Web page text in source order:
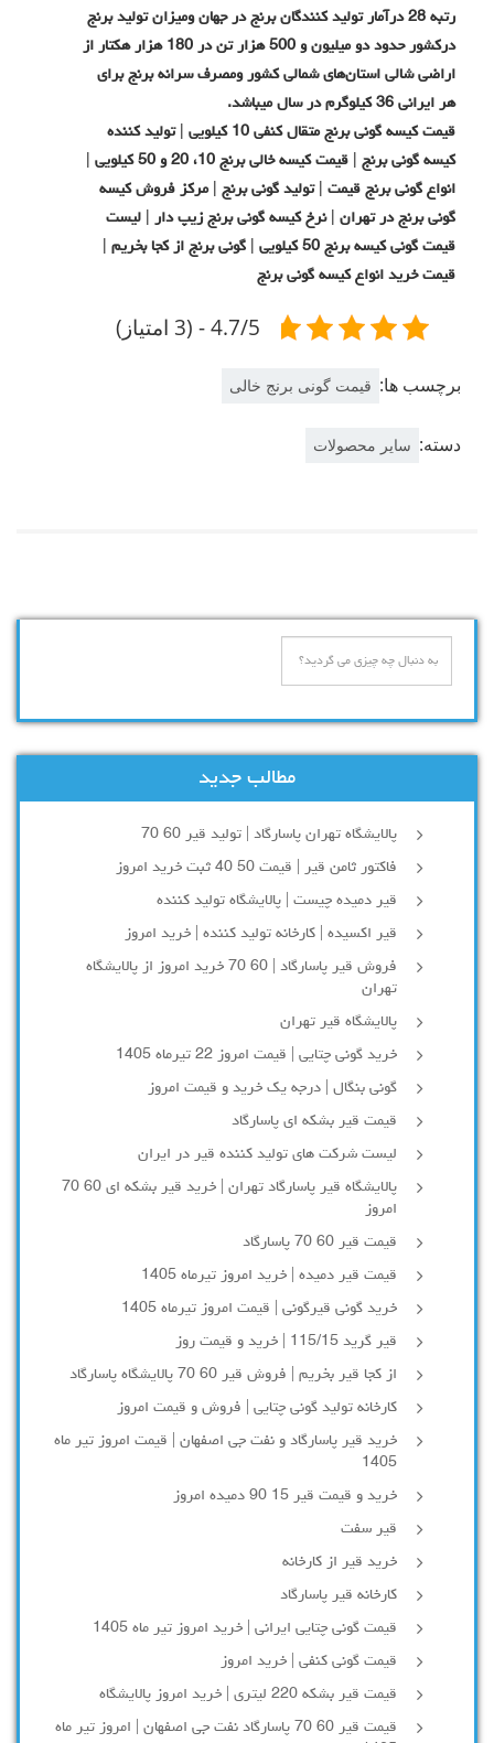
رتبه 28 درآمار تولید کنندگان برنج در جهان ومیزان تولید برنج
درکشور حدود دو میلیون و 500 هزار تن در 180 هزار هکتار از
اراضی شالی استان‌های شمالی کشور ومصرف سرانه برنج برای
هر ایرانی 36 کیلوگرم در سال میباشد.
قیمت کیسه گونی برنج متقال کنفی 10 کیلویی | تولید کننده
کیسه گونی برنج | قیمت کیسه خالی برنج 10، 20 و 50 کیلویی |
انواع گونی برنج قیمت | تولید گونی برنج | مرکز فروش کیسه
گونی برنج در تهران | نرخ کیسه گونی برنج زیپ دار | لیست
قیمت گونی کیسه برنج 50 کیلویی | گونی برنج از کجا بخریم |
قیمت خرید انواع کیسه گونی برنج
4.7/5 - (3 امتیاز)
برچسب ها: قیمت گونی برنج خالی
دسته: سایر محصولات
مطالب جدید
پالایشگاه تهران پاسارگاد | تولید قیر 60 70
فاکتور ثامن قیر | قیمت 50 40 ثبت خرید امروز
قیر دمیده چیست | پالایشگاه تولید کننده
قیر اکسیده | کارخانه تولید کننده | خرید امروز
فروش قیر پاسارگاد | 60 70 خرید امروز از پالایشگاه
تهران
پالایشگاه قیر تهران
خرید گونی چتایی | قیمت امروز 22 تیرماه 1405
گونی بنگال | درجه یک خرید و قیمت امروز
قیمت قیر بشکه ای پاسارگاد
لیست شرکت های تولید کننده قیر در ایران
پالایشگاه قیر پاسارگاد تهران | خرید قیر بشکه ای 60 70
امروز
قیمت قیر 60 70 پاسارگاد
قیمت قیر دمیده | خرید امروز تیرماه 1405
خرید گونی قیرگونی | قیمت امروز تیرماه 1405
قیر گرید 115/15 | خرید و قیمت روز
از کجا قیر بخریم | فروش قیر 60 70 پالایشگاه پاسارگاد
کارخانه تولید گونی چتایی | فروش و قیمت امروز
خرید قیر پاسارگاد و نفت جی اصفهان | قیمت امروز تیر ماه
1405
خرید و قیمت قیر 15 90 دمیده امروز
قیر سفت
خرید قیر از کارخانه
کارخانه قیر پاسارگاد
قیمت گونی چتایی ایرانی | خرید امروز تیر ماه 1405
قیمت گونی کنفی | خرید امروز
قیمت قیر بشکه 220 لیتری | خرید امروز پالایشگاه
قیمت قیر 60 70 پاسارگاد نفت جی اصفهان | امروز تیر ماه